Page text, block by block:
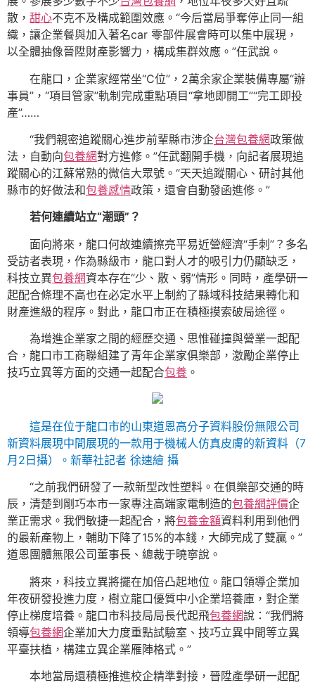
散， 甜心不克不及構成範圍效應。“今后當局爭奪停止同一組
織，讓企業餐與加入著名car 零部件展會時可以集中展現，
以全體抽像晉陞財產影響力，構成集群效應。”任武說。
在龍口，企業家經常坐“C位”，2萬余家企業裝備專屬“辦
事員”，“項目管家”軌制完成重點項目“拿地即開工”“完工即投
產”……
“我們親密追蹤關心進步前輩縣市涉企台灣包養網政策做
法，自動向包養網對方進修。”任武翻開手機，向記者展現追
蹤關心的江蘇常熟的微信大眾號。“天天追蹤關心、研討其他
縣市的好做法和包養感情政策，還會自動發函進修。”
若何連續站立“潮頭”？
面向將來，龍口何故連續擦亮平易近營經濟“手刺”？多名
受訪者表現，作為縣級市，龍口對人才的吸引力仍顯缺乏，
科技立異包養網資本存在“少、散、弱”情形。同時，產學研一
起配合條理不高也在必定水平上制約了縣域科技結果轉化和
財產進級的程序。對此，龍口市正在積極摸索破局途徑。
為增進企業家之間的經歷交通、思惟碰撞與營業一起配
合，龍口市工商聯組建了青年企業家俱樂部，激勵企業停止
技巧立異等方面的交通一起配合包養 。
這是在位于龍口市的山東道恩高分子資料股份無限公司
新資料展現中間展現的一款用于機械人仿真皮膚的新資料（7
月2日攝）。新華社記者 徐速繪 攝
“之前我們研發了一款新型改性塑料。在俱樂部交通的時
辰，清楚到剛巧本市一家專注高端家電制造的包養網評價企
業正需求。我們敏捷一起配合，將包養金額資料利用到他們
的最新產物上，輔助下降了15%的本錢，大師完成了雙贏。”
道恩團體無限公司董事長、總裁于曉寧說。
將來，科技立異將擺在加倍凸起地位。龍口領導企業加
年夜研發投進力度，樹立龍口優質中小企業培養庫，對企業
停止梯度培養。龍口市科技局局長代起飛包養網說：“我們將
領導包養網企業加大力度重點試驗室、技巧立異中間等立異
平臺扶植，構建立異企業雁陣格式。”
本地當局還積極推進校企精準對接，晉陞產學研一起配